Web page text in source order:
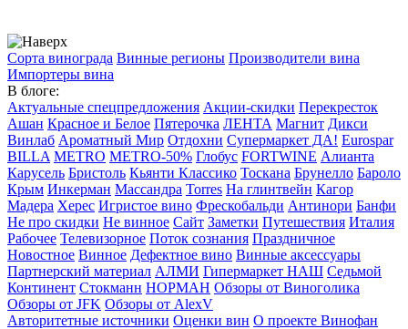
Сорта винограда Винные регионы Производители вина
Импортеры вина
В блоге:
Актуальные спецпредложения Акции-скидки Перекресток
Ашан Красное и Белое Пятерочка ЛЕНТА Магнит Дикси
Винлаб Ароматный Мир Отдохни Супермаркет ДА! Eurospar
BILLA METRO METRO-50% Глобус FORTWINE Алианта
Карусель Бристоль Кьянти Классико Тоскана Брунелло Бароло
Крым Инкерман Массандра Torres На глинтвейн Кагор
Мадера Херес Игристое вино Фрескобальди Антинори Банфи
Не про скидки Не винное Сайт Заметки Путешествия Италия
Рабочее Телевизорное Поток сознания Праздничное
Новостное Винное Дефектное вино Винные аксессуары
Партнерский материал АЛМИ Гипермаркет НАШ Седьмой
Континент Стокманн НОРМАН Обзоры от Виноголика
Обзоры от JFK Обзоры от AlexV
Авторитетные источники Оценки вин О проекте Винофан